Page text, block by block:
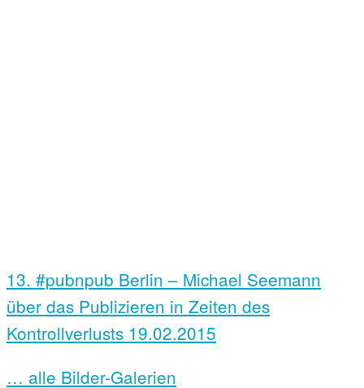
13. #pubnpub Berlin – Michael Seemann
über das Publizieren in Zeiten des
Kontrollverlusts 19.02.2015
… alle Bilder-Galerien